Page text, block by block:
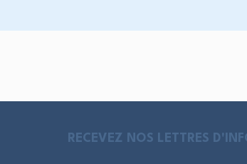
RECEVEZ NOS LETTRES